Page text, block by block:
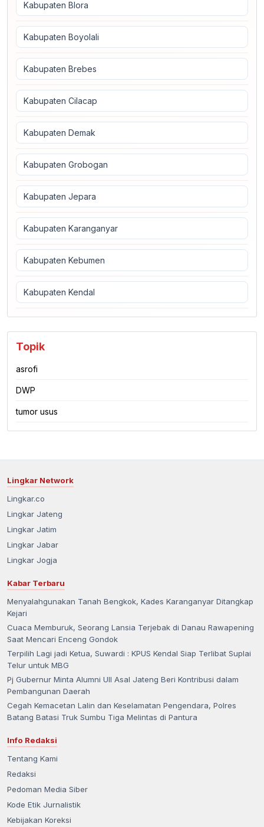
Kabupaten Blora
Kabupaten Boyolali
Kabupaten Brebes
Kabupaten Cilacap
Kabupaten Demak
Kabupaten Grobogan
Kabupaten Jepara
Kabupaten Karanganyar
Kabupaten Kebumen
Kabupaten Kendal
Topik
asrofi
DWP
tumor usus
Lingkar Network
Lingkar.co
Lingkar Jateng
Lingkar Jatim
Lingkar Jabar
Lingkar Jogja
Kabar Terbaru
Menyalahgunakan Tanah Bengkok, Kades Karanganyar Ditangkap
Kejari
Cuaca Memburuk, Seorang Lansia Terjebak di Danau Rawapening
Saat Mencari Enceng Gondok
Terpilih Lagi jadi Ketua, Suwardi : KPUS Kendal Siap Terlibat Suplai
Telur untuk MBG
Pj Gubernur Minta Alumni UII Asal Jateng Beri Kontribusi dalam
Pembangunan Daerah
Cegah Kemacetan Lalin dan Keselamatan Pengendara, Polres
Batang Batasi Truk Sumbu Tiga Melintas di Pantura
Info Redaksi
Tentang Kami
Redaksi
Pedoman Media Siber
Kode Etik Jurnalistik
Kebijakan Koreksi